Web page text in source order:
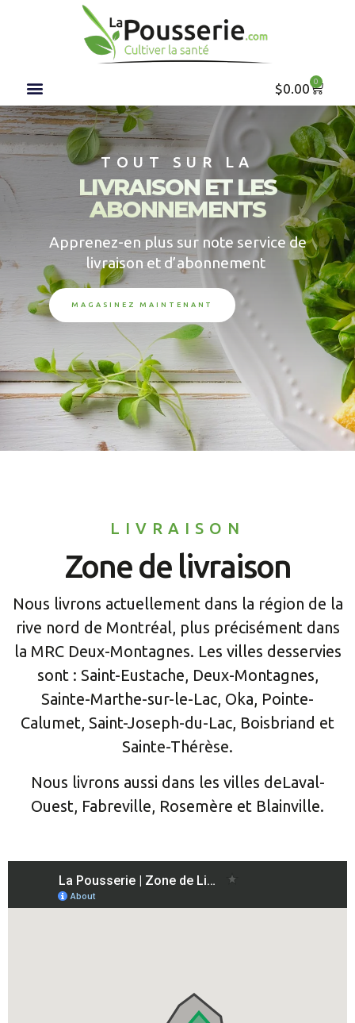
$0.00 0
TOUT SUR LA
LIVRAISON ET LES
ABONNEMENTS
Apprenez-en plus sur note service de
livraison et d’abonnement
MAGASINEZ MAINTENANT
LIVRAISON
Zone de livraison
Nous livrons actuellement dans la région de la
rive nord de Montréal, plus précisément dans
la MRC Deux-Montagnes. Les villes desservies
sont : Saint-Eustache, Deux-Montagnes,
Sainte-Marthe-sur-le-Lac, Oka, Pointe-
Calumet, Saint-Joseph-du-Lac, Boisbriand et
Sainte-Thérèse.
Nous livrons aussi dans les villes deLaval-
Ouest, Fabreville, Rosemère et Blainville.